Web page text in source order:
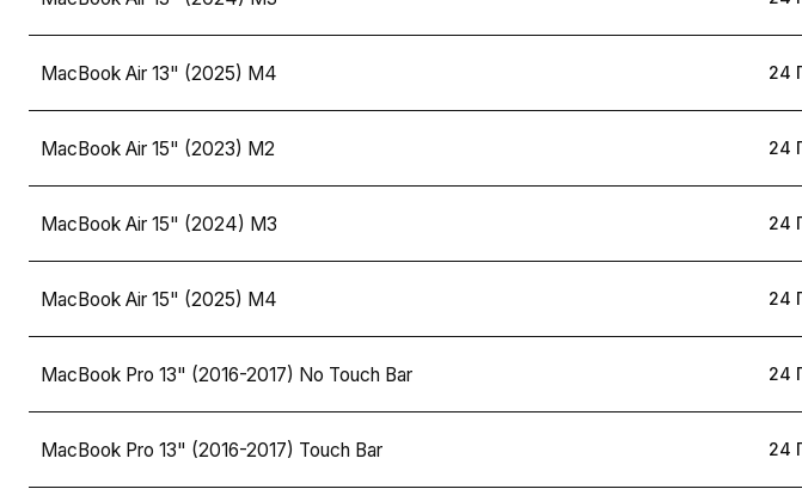
MacBook Air 13" (2025) M4 24
MacBook Air 15" (2023) M2 24
MacBook Air 15" (2024) M3 24
MacBook Air 15" (2025) M4 24
MacBook Pro 13" (2016-2017) No Touch Bar 24
MacBook Pro 13" (2016-2017) Touch Bar 24